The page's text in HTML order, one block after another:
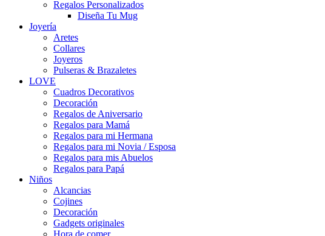
Regalos Personalizados
Diseña Tu Mug
Joyería
Aretes
Collares
Joyeros
Pulseras & Brazaletes
LOVE
Cuadros Decorativos
Decoración
Regalos de Aniversario
Regalos para Mamá
Regalos para mi Hermana
Regalos para mi Novia / Esposa
Regalos para mis Abuelos
Regalos para Papá
Niños
Alcancias
Cojines
Decoración
Gadgets originales
Hora de comer